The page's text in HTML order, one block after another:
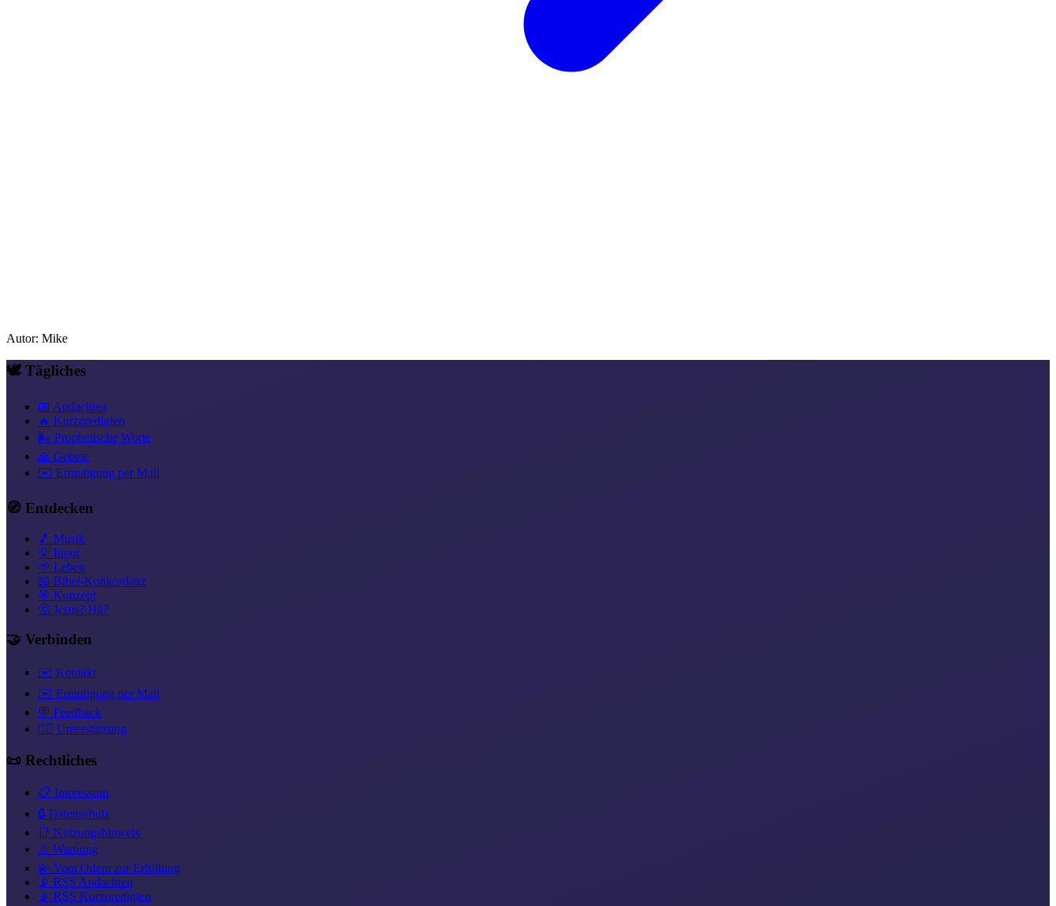
Autor: Mike
🕊️ Tägliches
📅 Andachten
🔥 Kurzpredigten
🌬️ Prophetische Worte
🙏 Gebete
✉️ Ermutigung per Mail
🧭 Entdecken
🎵 Musik
💡 Input
🌱 Leben
📖 Bibel-Konkordanz
🎯 Konzept
🤔 Jesus? Hä?
🤝 Verbinden
✉️ Kontakt
✉️ Ermutigung per Mail
💬 Feedback
❤️‍🔥 Unterstützung
📜 Rechtliches
📋 Impressum
🔒 Datenschutz
📑 Nutzungshinweis
⚠️ Warnung
💫 Vom Odem zur Erfüllung
📡 RSS Andachten
📡 RSS Kurzpredigten